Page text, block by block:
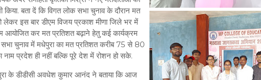
किया. बता दें कि विगत लोक सभा चुनाव के दौरान मत
इस बार डीएम विजय प्रकाश मीणा जिले भर में
आयोजित कर मत प्रतिशत बढ़ाने हेतु कई कार्यक्रम
चुनाव में मधेपुरा का मत प्रतिशत करीब 75 से 80
प्रदेश ही नहीं बल्कि पूरे देश में रोशन हो सके.
के डीडीसी अवधेश कुमार आनंद ने बताया कि आज